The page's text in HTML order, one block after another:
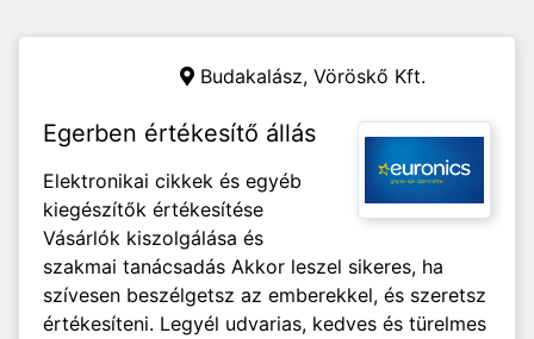
Budakalász, Vöröskő Kft.
Egerben értékesítő állás
Elektronikai cikkek és egyéb
kiegészítők értékesítése
Vásárlók kiszolgálása és
szakmai tanácsadás Akkor leszel sikeres, ha
szívesen beszélgetsz az emberekkel, és szeretsz
értékesíteni. Legyél udvarias, kedves és türelmes